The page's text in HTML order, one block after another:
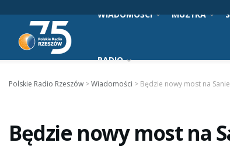
WIADOMOŚCI MUZYKA
RADIO
Polskie Radio Rzeszów >Wiadomości > Będzie nowy most na
Będzie nowy most na